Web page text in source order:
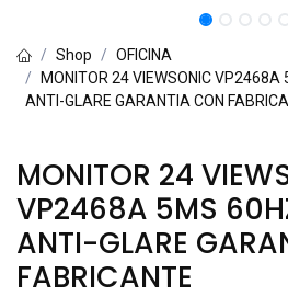
Shop
OFICINA
MONITOR 24 VIEWSONIC VP2468A
ANTI-GLARE GARANTIA CON
MONITOR 24
VP2468A 5MS
ANTI-GLARE
FABRICANTE